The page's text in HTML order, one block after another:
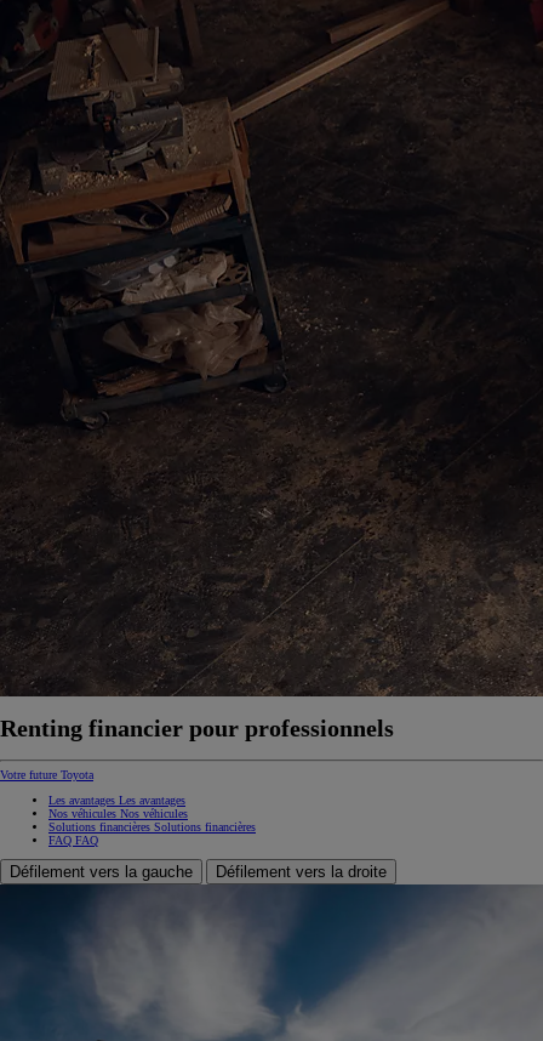
Renting financier pour professionnels
Votre future Toyota
Les avantages Les avantages
Nos véhicules Nos véhicules
Solutions financières Solutions financières
FAQ FAQ
Défilement vers la gauche Défilement vers la droite